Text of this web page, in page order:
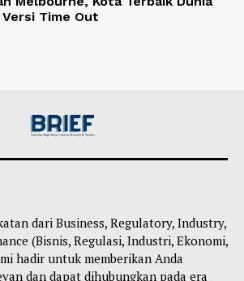
Time Out
dari Business, Regulatory, Industry,
(Bisnis, Regulasi, Industri, Ekonomi,
hadir untuk memberikan Anda
dan dapat dihubungkan pada era